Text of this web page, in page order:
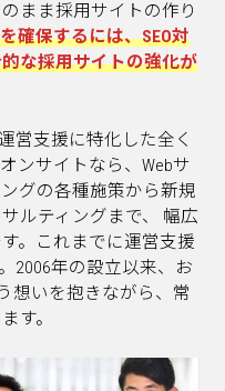
まま採用サイトの作り
確保するには、SEO対
な採用サイトの強化が
営支援に特化した全く
ンサイトなら、Webサ
グの各種施策から新規
ルティングまで、 幅広
。これまでに運営支援
。2006年の設立以来、お
想いを抱きながら、常
す。